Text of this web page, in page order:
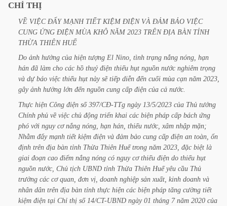
CHỈ THỊ
VỀ VIỆC ĐẨY MẠNH TIẾT KIỆM ĐIỆN VÀ ĐẢM BẢO VIỆC
CUNG ỨNG ĐIỆN MÙA KHÔ NĂM 2023 TRÊN ĐỊA BÀN TỈNH
THỪA THIÊN HUẾ
Do ảnh hưởng của hiện tượng El Nino, tình trạng nắng nóng, hạn
hán đã làm cho các hồ thuỷ điện thiếu hụt nguồn nước nghiêm trọng
và dự báo việc thiếu hụt này sẽ tiếp diễn đến cuối mùa cạn năm 2023,
gây ảnh hưởng lớn đến nguồn cung cấp điện của cả nước.
Thực hiện Công điện số 397/CĐ-TTg ngày 13/5/2023 của Thủ tướng
Chính phủ về việc chủ động triển khai các biện pháp cấp bách ứng
phó với nguy cơ nắng nóng, hạn hán, thiếu nước, xâm nhập mặn;
Nhằm đẩy mạnh tiết kiệm điện và đảm bảo cung cấp điện an toàn, ổn
định trên địa bàn tỉnh Thừa Thiên Huế trong năm 2023, đặc biệt là
giai đoạn cao điểm nắng nóng có nguy cơ thiếu điện do thiếu hụt
nguồn nước, Chủ tịch UBND tỉnh Thừa Thiên Huế yêu cầu Thủ
trưởng các cơ quan, đơn vị, doanh nghiệp sản xuất, kinh doanh và
nhân dân trên địa bàn tỉnh thực hiện các biện pháp tăng cường tiết
kiệm điện tại Chỉ thị số 14/CT-UBND ngày 01 tháng 7 năm 2020 của